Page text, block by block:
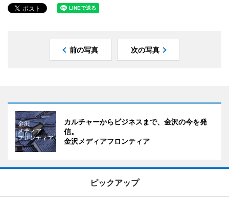
前の写真 次の写真
カルチャーからビジネスまで、金沢の今を発
信。
金沢メディアフロンティア
ピックアップ